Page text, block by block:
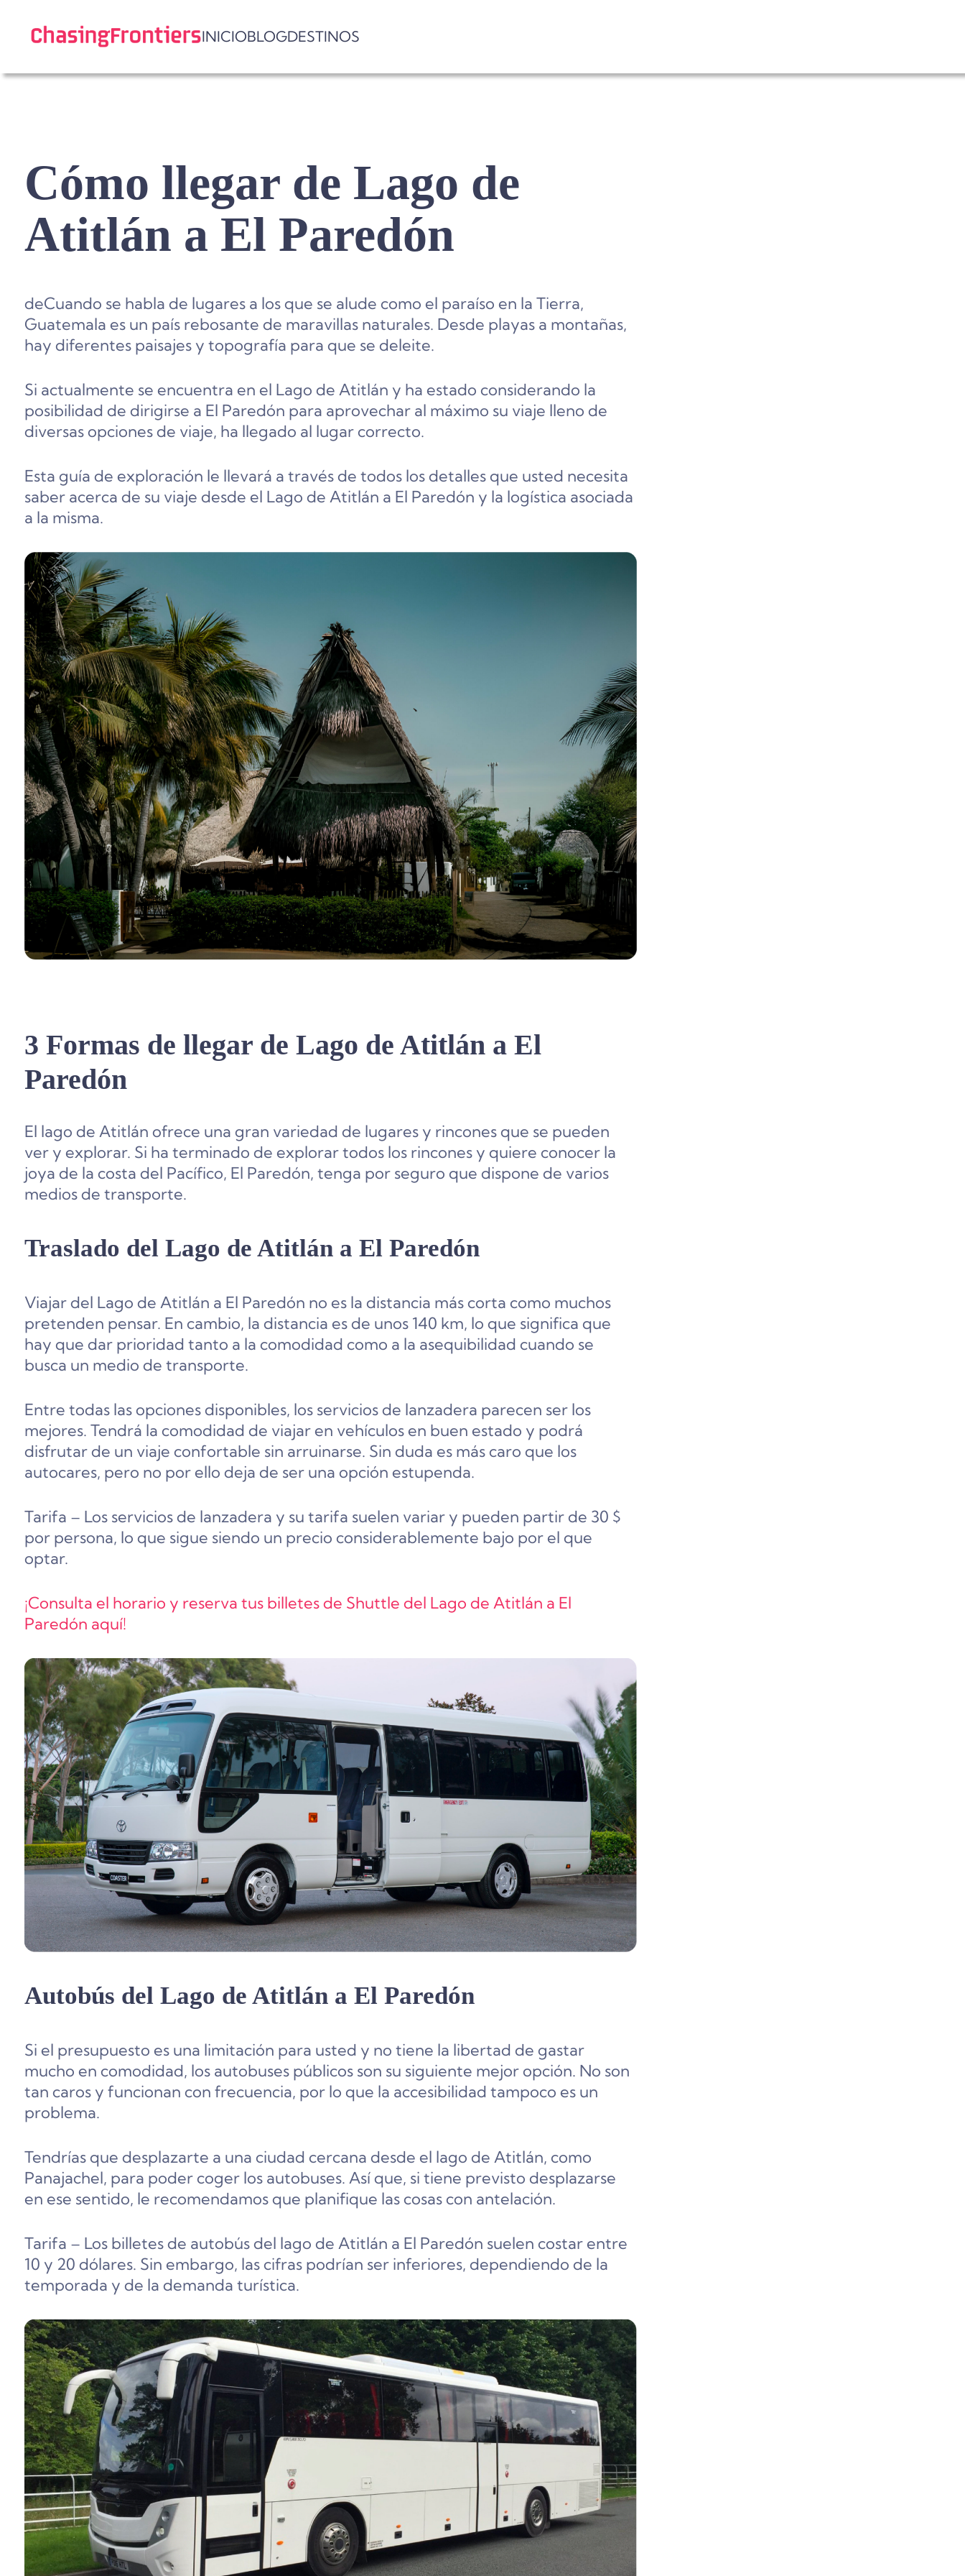
content
INICIOBLOGDESTINOS
Cómo llegar de Lago de
Atitlán a El Paredón
deCuando se habla de lugares a los que se alude como el paraíso en la Tierra,
Guatemala es un país rebosante de maravillas naturales. Desde playas a montañas,
hay diferentes paisajes y topografía para que se deleite.
Si actualmente se encuentra en el Lago de Atitlán y ha estado considerando la
posibilidad de dirigirse a El Paredón para aprovechar al máximo su viaje lleno de
diversas opciones de viaje, ha llegado al lugar correcto.
Esta guía de exploración le llevará a través de todos los detalles que usted necesita
saber acerca de su viaje desde el Lago de Atitlán a El Paredón y la logística asociada
a la misma.
3 Formas de llegar de Lago de Atitlán a El
Paredón
El lago de Atitlán ofrece una gran variedad de lugares y rincones que se pueden
ver y explorar. Si ha terminado de explorar todos los rincones y quiere conocer la
joya de la costa del Pacífico, El Paredón, tenga por seguro que dispone de varios
medios de transporte.
Traslado del Lago de Atitlán a El Paredón
Viajar del Lago de Atitlán a El Paredón no es la distancia más corta como muchos
pretenden pensar. En cambio, la distancia es de unos 140 km, lo que significa que
hay que dar prioridad tanto a la comodidad como a la asequibilidad cuando se
busca un medio de transporte.
Entre todas las opciones disponibles, los servicios de lanzadera parecen ser los
mejores. Tendrá la comodidad de viajar en vehículos en buen estado y podrá
disfrutar de un viaje confortable sin arruinarse. Sin duda es más caro que los
autocares, pero no por ello deja de ser una opción estupenda.
Tarifa – Los servicios de lanzadera y su tarifa suelen variar y pueden partir de 30 $
por persona, lo que sigue siendo un precio considerablemente bajo por el que
optar.
¡Consulta el horario y reserva tus billetes de Shuttle del Lago de Atitlán a El
Paredón aquí!
Autobús del Lago de Atitlán a El Paredón
Si el presupuesto es una limitación para usted y no tiene la libertad de gastar
mucho en comodidad, los autobuses públicos son su siguiente mejor opción. No son
tan caros y funcionan con frecuencia, por lo que la accesibilidad tampoco es un
problema.
Tendrías que desplazarte a una ciudad cercana desde el lago de Atitlán, como
Panajachel, para poder coger los autobuses. Así que, si tiene previsto desplazarse
en ese sentido, le recomendamos que planifique las cosas con antelación.
Tarifa – Los billetes de autobús del lago de Atitlán a El Paredón suelen costar entre
10 y 20 dólares. Sin embargo, las cifras podrían ser inferiores, dependiendo de la
temporada y de la demanda turística.